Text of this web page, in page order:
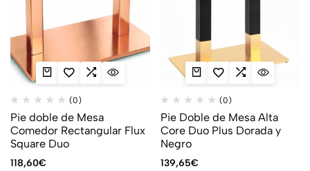
(0)
Pie doble de Mesa
Comedor Rectangular Flux
Square Duo
118,60€
(0)
Pie Doble de Mesa Alta
Core Duo Plus Dorada y
Negro
139,65€